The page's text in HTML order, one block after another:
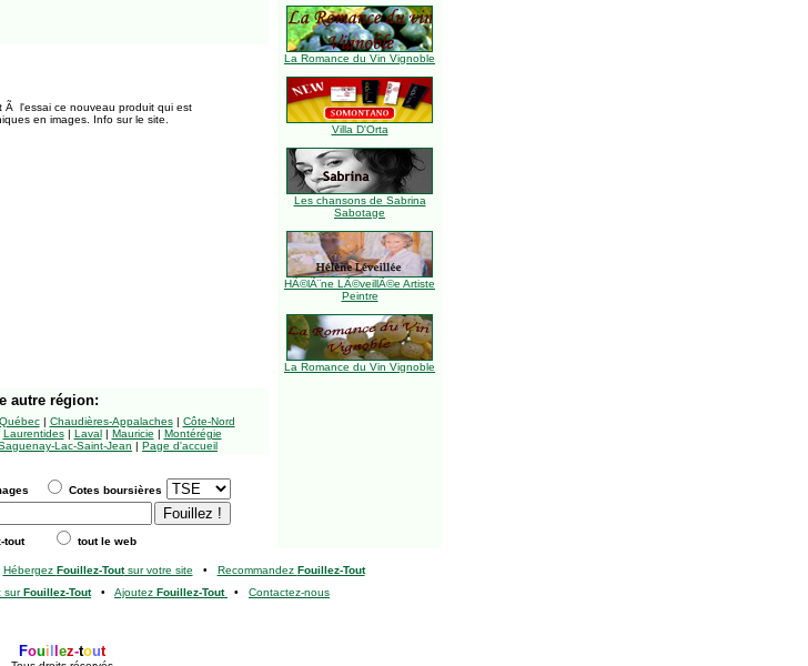
Ã l'essai ce nouveau produit qui est
en images. Info sur le site.
La Romance du Vin Vignoble
Villa D'Orta
Les chansons de Sabrina
Sabotage
HÃ©lÃ¨ne LÃ©veillÃ©e Artiste
Peintre
La Romance du Vin Vignoble
autre région:
| Chaudières-Appalaches| Côte-Nord
Laurentides| Laval| Mauricie | Montérégie
Lac-Saint-Jean | Page d'accueil
Cotes boursières
tout tout le web
Hébergez Fouillez-Toutsur votre site • Recommandez Fouillez-Tout
surFouillez-Tout• Ajoutez Fouillez-Tout • Contactez-nous
Foui ez-tout